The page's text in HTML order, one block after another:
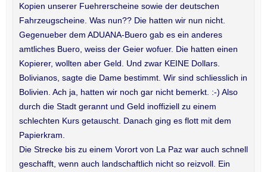
Kopien unserer Fuehrerscheine sowie der deutschen
Fahrzeugscheine. Was nun?? Die hatten wir nun nicht.
Gegenueber dem ADUANA-Buero gab es ein anderes
amtliches Buero, weiss der Geier wofuer. Die hatten einen
Kopierer, wollten aber Geld. Und zwar KEINE Dollars.
Bolivianos, sagte die Dame bestimmt. Wir sind schliesslich in
Bolivien. Ach ja, hatten wir noch gar nicht bemerkt. :-) Also
durch die Stadt gerannt und Geld inoffiziell zu einem
schlechten Kurs getauscht. Danach ging es flott mit dem
Papierkram.
Die Strecke bis zu einem Vorort von La Paz war auch schnell
geschafft, wenn auch landschaftlich nicht so reizvoll. Ein